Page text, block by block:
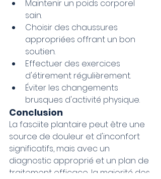
Maintenir un poids corporel
sain.
Choisir des chaussures
appropriées offrant un bon
soutien.
Effectuer des exercices
d'étirement régulièrement.
Éviter les changements
brusques d'activité physique.
Conclusion
La fasciite plantaire peut être une
source de douleur et d'inconfort
significatifs, mais avec un
diagnostic approprié et un plan de
traitement efficace, la majorité des